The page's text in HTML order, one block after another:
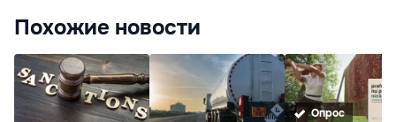
Похожие новости
Опрос